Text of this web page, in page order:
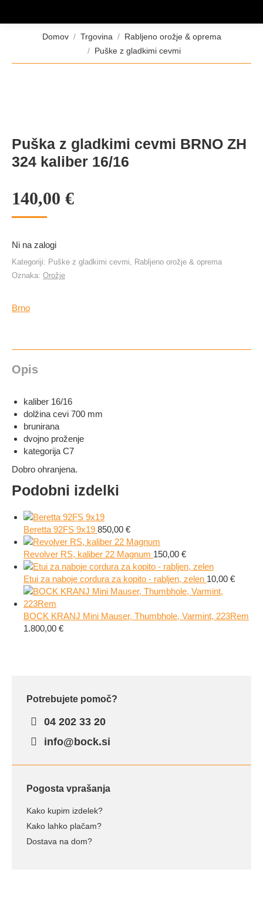
Tukaj ste:Domov Trgovina
Rabljeno orožje & oprema
Puške z gladkimi cevmi
Puška z gladkimi cevmi BRNO ZH
324 kaliber 16/16
140,00 €
Ni na zalogi
Kategoriji: Puške z gladkimi cevmi, Rabljeno orožje & oprema
Oznaka: Orožje
Brno
Opis
kaliber 16/16
dolžina cevi 700 mm
brunirana
dvojno proženje
kategorija C7
Dobro ohranjena.
Podobni izdelki
Beretta 92FS 9x19 850,00 €
Revolver RS, kaliber 22 Magnum 150,00 €
Etui za naboje cordura za kopito - rabljen, zelen 10,00 €
BOCK KRANJ Mini Mauser, Thumbhole, Varmint, 223Rem
1.800,00 €
Potrebujete pomoč?
04 202 33 20
info@bock.si
Pogosta vprašanja
Kako kupim izdelek?
Kako lahko plačam?
Dostava na dom?